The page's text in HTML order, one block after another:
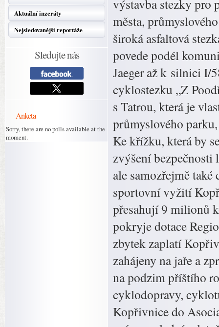
Aktuální inzeráty
Nejsledovanější reportáže
Sledujte nás
Anketa
Sorry, there are no polls available at the
moment.
výstavba stezky pro
města,
široká asfaltová
povede podél
Jaeger až k silnici I/
cyklostezku „Z
s Tatrou, která je
průmyslového
Ke křížku, která by
zvýšení
ale samozřejmě
sportovní vyžití
přesahují 9 milionů
pokryje dotace
zbytek zaplatí
zahájeny na jaře a
na podzim příštího
cyklodopravy,
Kopřivnice do